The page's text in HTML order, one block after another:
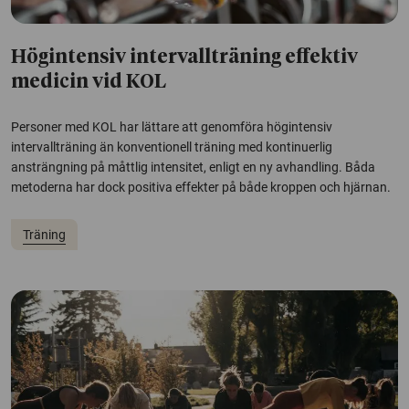
Högintensiv intervallträning effektiv
medicin vid KOL
Personer med KOL har lättare att genomföra högintensiv
intervallträning än konventionell träning med kontinuerlig
ansträngning på måttlig intensitet, enligt en ny avhandling. Båda
metoderna har dock positiva effekter på både kroppen och hjärnan.
Träning